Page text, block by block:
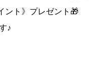
ント》プレゼント🎁
♪